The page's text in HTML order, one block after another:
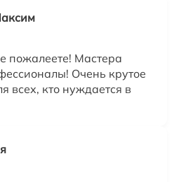
пожалеете! Мастера
Очень крутое
всех, кто нуждается в